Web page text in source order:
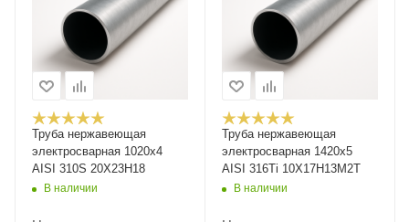
Труба нержавеющая
электросварная 1020х4
AISI 310S 20Х23Н18
В наличии
Труба нержавеющая
электросварная 1420х5
AISI 316Ti 10Х17Н13М2Т
В наличии